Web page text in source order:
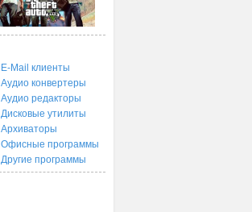
E-Mail клиенты
Аудио конвертеры
Аудио редакторы
Дисковые утилиты
Архиваторы
Офисные программы
Другие программы